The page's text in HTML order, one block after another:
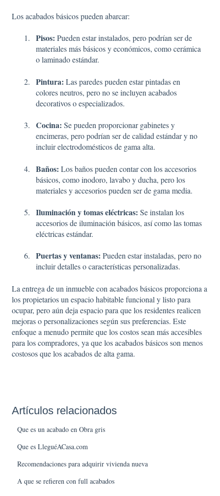
Los acabados básicos pueden abarcar:
Pisos: Pueden estar instalados, pero podrían ser de
materiales más básicos y económicos, como cerámica
o laminado estándar.
Pintura: Las paredes pueden estar pintadas en
colores neutros, pero no se incluyen acabados
decorativos o especializados.
Cocina: Se pueden proporcionar gabinetes y
encimeras, pero podrían ser de calidad estándar y no
incluir electrodomésticos de gama alta.
Baños: Los baños pueden contar con los accesorios
básicos, como inodoro, lavabo y ducha, pero los
materiales y accesorios pueden ser de gama media.
Iluminación y tomas eléctricas: Se instalan los
accesorios de iluminación básicos, así como las tomas
eléctricas estándar.
Puertas y ventanas: Pueden estar instaladas, pero no
incluir detalles o características personalizadas.
La entrega de un inmueble con acabados básicos proporciona a
los propietarios un espacio habitable funcional y listo para
ocupar, pero aún deja espacio para que los residentes realicen
mejoras o personalizaciones según sus preferencias. Este
enfoque a menudo permite que los costos sean más accesibles
para los compradores, ya que los acabados básicos son menos
costosos que los acabados de alta gama.
Artículos relacionados
Que es un acabado en Obra gris
Que es LleguéACasa.com
Recomendaciones para adquirir vivienda nueva
A que se refieren con full acabados